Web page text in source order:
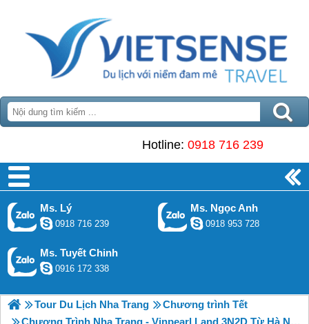
Hotline: 0918 716 239
Ms. Lý
0918 716 239
Ms. Ngọc Anh
0918 953 728
Ms. Tuyết Chinh
0916 172 338
Tour Du Lịch Nha Trang
Chương trình Tết
Chương Trình Nha Trang - Vinpearl Land 3N2D Từ Hà Nội Dịp Tết Dương Lịch